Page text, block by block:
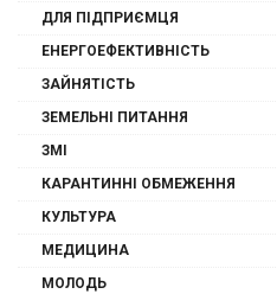
ДЛЯ ПІДПРИЄМЦЯ
ЕНЕРГОЕФЕКТИВНІСТЬ
ЗАЙНЯТІСТЬ
ЗЕМЕЛЬНІ ПИТАННЯ
ЗМІ
КАРАНТИННІ ОБМЕЖЕННЯ
КУЛЬТУРА
МЕДИЦИНА
МОЛОДЬ